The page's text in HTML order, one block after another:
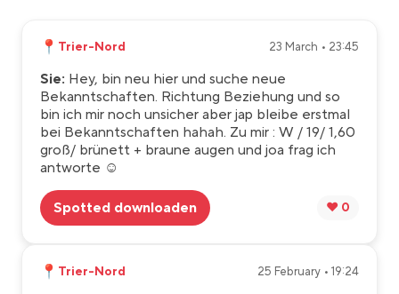
📍 Trier-Nord 23 March • 23:45
Sie: Hey, bin neu hier und suche neue
Bekanntschaften. Richtung Beziehung und so
bin ich mir noch unsicher aber jap bleibe erstmal
bei Bekanntschaften hahah. Zu mir : W / 19/ 1,60
groß/ brünett + braune augen und joa frag ich
antworte ☺️
Spotted downloaden ❤️ 0
📍 Trier-Nord 25 February • 19:24